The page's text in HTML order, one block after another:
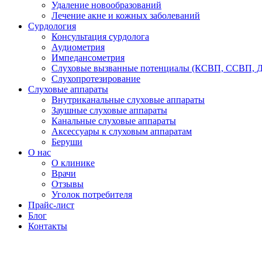
Удаление новообразований
Лечение акне и кожных заболеваний
Сурдология
Консультация сурдолога
Аудиометрия
Импедансометрия
Слуховые вызванные потенциалы (КСВП, ССВП,
Слухопротезирование
Слуховые аппараты
Внутриканальные слуховые аппараты
Заушные слуховые аппараты
Канальные слуховые аппараты
Аксессуары к слуховым аппаратам
Беруши
О нас
О клинике
Врачи
Отзывы
Уголок потребителя
Прайс-лист
Блог
Контакты